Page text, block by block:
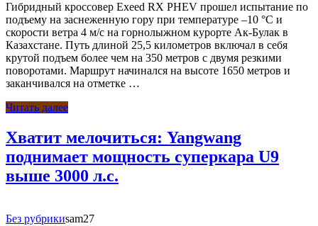
Гибридный кроссовер Exeed RX PHEV прошел испытание по
подъему на заснеженную гору при температуре –10 °C и
скорости ветра 4 м/с на горнолыжном курорте Ак-Булак в
Казахстане. Путь длиной 25,5 километров включал в себя
крутой подъем более чем на 350 метров с двумя резкими
поворотами. Маршрут начинался на высоте 1650 метров и
заканчивался на отметке …
Читать далее
Хватит мелочиться: Yangwang
поднимает мощность суперкара U9
выше 3000 л.с.
Без рубрикиsam27